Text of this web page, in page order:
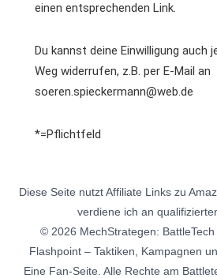
einen entsprechenden Link.
Du kannst deine Einwilligung auch
Weg widerrufen, z.B. per E-Mail an
soeren.spieckermann@web.de
*=Pflichtfeld
Diese Seite nutzt Affiliate Links zu
verdiene ich an
© 2026 MechStrategen:
Flashpoint – Taktiken, Kampagnen
Eine Fan-Seite. Alle Rechte am